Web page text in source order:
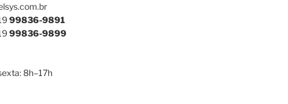
99836-9891
99836-9899
8h–17h